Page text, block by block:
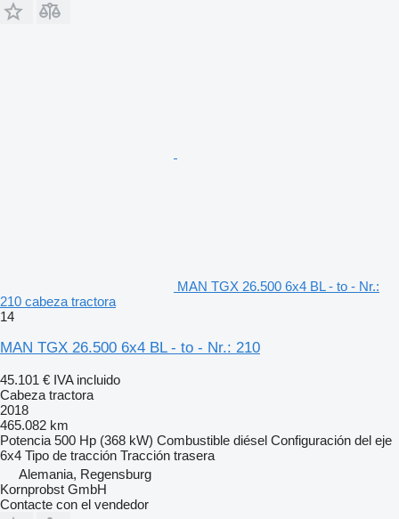
MAN TGX 26.500 6x4 BL - to - Nr.:
210 cabeza tractora
14
MAN TGX 26.500 6x4 BL - to - Nr.: 210
45.101 € IVA incluido
Cabeza tractora
2018
465.082 km
Potencia 500 Hp (368 kW) Combustible diésel Configuración del eje
6x4 Tipo de tracción Tracción trasera
Alemania, Regensburg
Kornprobst GmbH
Contacte con el vendedor